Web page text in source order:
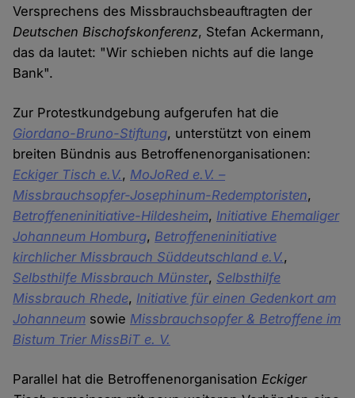
Versprechens des Missbrauchsbeauftragten der
Deutschen Bischofskonferenz, Stefan Ackermann,
das da lautet: "Wir schieben nichts auf die lange
Bank".
Zur Protestkundgebung aufgerufen hat die
Giordano-Bruno-Stiftung, unterstützt von einem
breiten Bündnis aus Betroffenenorganisationen:
Eckiger Tisch e.V., MoJoRed e.V. –
Missbrauchsopfer-Josephinum-Redemptoristen,
Betroffeneninitiative-Hildesheim, Initiative Ehemaliger
Johanneum Homburg, Betroffeneninitiative
kirchlicher Missbrauch Süddeutschland e.V.,
Selbsthilfe Missbrauch Münster, Selbsthilfe
Missbrauch Rhede, Initiative für einen Gedenkort am
Johanneum sowie Missbrauchsopfer & Betroffene im
Bistum Trier MissBiT e. V.
Parallel hat die BetroffenenorganisationEckiger